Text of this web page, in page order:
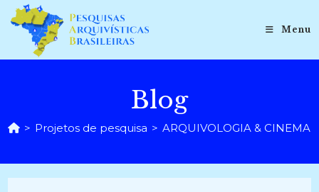
para
conteúdo
Menu
Blog
> Projetos de pesquisa > ARQUIVOLOGIA & CINEMA